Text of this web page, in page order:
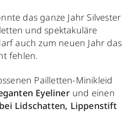
das ganze Jahr Silvester
und spektakuläre
auch zum neuen Jahr das
fehlen.
Pailletten-Minikleid
Eyelinerund einen
Lidschatten, Lippenstift